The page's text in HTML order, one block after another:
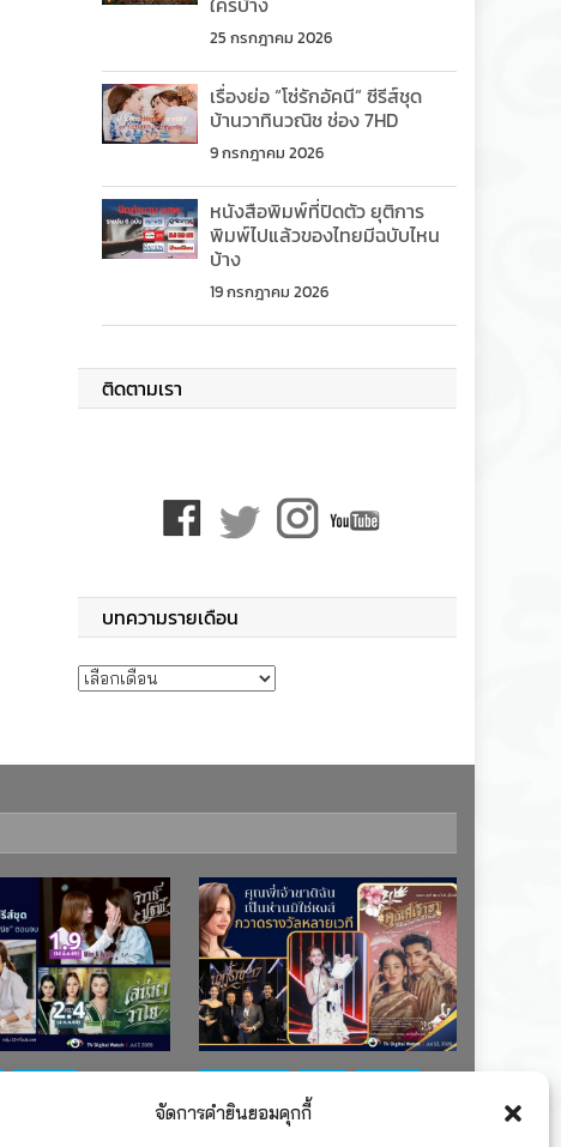
จัดการคำยินยอมคุกกี้
25 กรกฎาคม 2026
เรื่องย่อ “โซ่รักอัคนี” ซีรีส์ชุด
บ้านวาทินวณิช ช่อง 7HD
9 กรกฎาคม 2026
หนังสือพิมพ์ที่ปิดตัว ยุติการ
พิมพ์ไปแล้วของไทยมีฉบับไหน
บ้าง
19 กรกฎาคม 2026
ติดตามเรา
บทความรายเดือน
บทความรายเดือน
รางวัล
ละคร-ซีรีส์